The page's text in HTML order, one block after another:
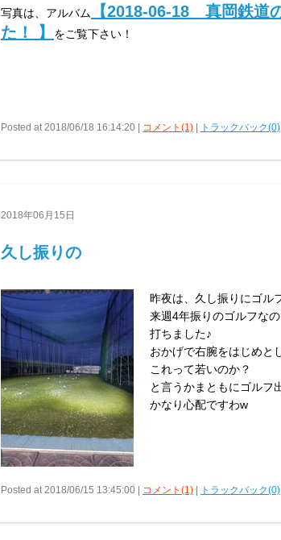
写真は、アルバム
【2018-06-18 真岡鉄道
た！ 】
をご覧下さい！
Posted at 2018/06/18 16:14:20 | コメント(1) トラックバック(0)
2018年06月15日
久し振りの
昨夜は、久し振りにゴル
来週4年振りのゴルフな
打ちました♪
おかげで右腕をはじめと
これって若いのか？
と言うかまともにゴルフ
かなり心配ですわw
Posted at 2018/06/15 13:45:00 | コメント(1) トラックバック(0)